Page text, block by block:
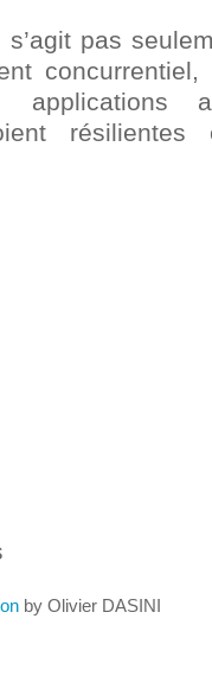
pas
applications
résilientes
by Olivier DASINI